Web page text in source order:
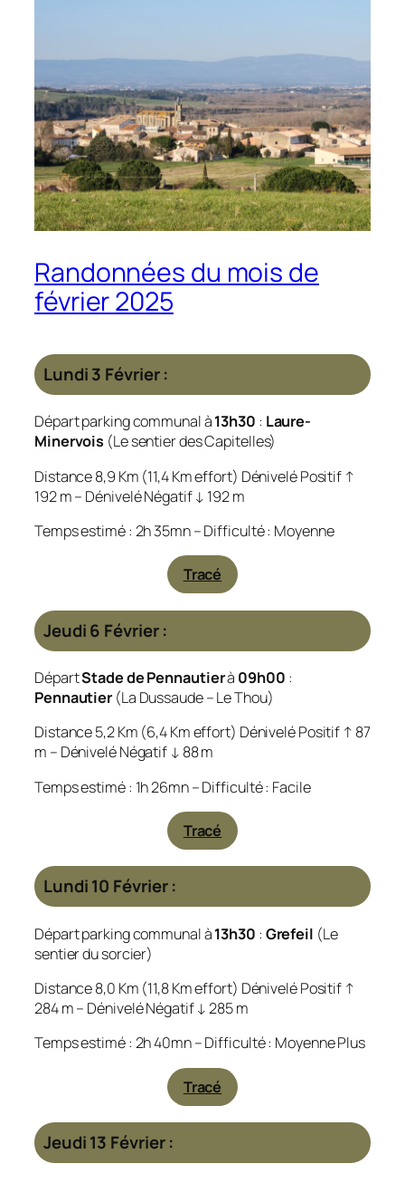
Randonnées du mois de
février 2025
Lundi 3 Février :
Départ parking communal à13h30 : Laure-
Minervois (Le sentier des Capitelles)
Distance 8,9 Km (11,4 Km effort) Dénivelé Positif ↑
192 m – Dénivelé Négatif ↓ 192 m
Temps estimé : 2h 35mn – Difficulté : Moyenne
Tracé
Jeudi 6 Février :
DépartStade de Pennautierà 09h00 :
Pennautier (La Dussaude – Le Thou)
Distance 5,2 Km (6,4 Km effort) Dénivelé Positif ↑ 87
m – Dénivelé Négatif ↓ 88 m
Temps estimé : 1h 26mn – Difficulté : Facile
Tracé
Lundi 10 Février :
Départ parking communal à13h30 : Grefeil (Le
sentier du sorcier)
Distance 8,0 Km (11,8 Km effort) Dénivelé Positif ↑
284 m – Dénivelé Négatif ↓ 285 m
Temps estimé : 2h 40mn – Difficulté : Moyenne Plus
Tracé
Jeudi 13 Février :